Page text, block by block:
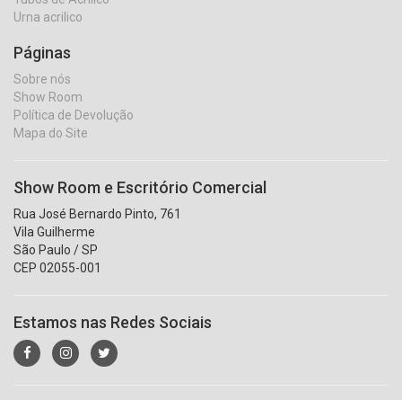
Urna acrilico
Páginas
Sobre nós
Show Room
Política de Devolução
Mapa do Site
Show Room e Escritório Comercial
Rua José Bernardo Pinto, 761
Vila Guilherme
São Paulo / SP
CEP 02055-001
Estamos nas Redes Sociais